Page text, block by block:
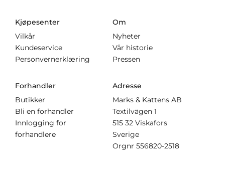
Kjøpesenter
Vilkår
Kundeservice
Personvernerklæring
Om
Nyheter
Vår historie
Pressen
Forhandler
Butikker
Bli en forhandler
Innlogging for
forhandlere
Adresse
Marks & Kattens AB
Textilvägen 1
515 32 Viskafors
Sverige
Orgnr 556820-2518